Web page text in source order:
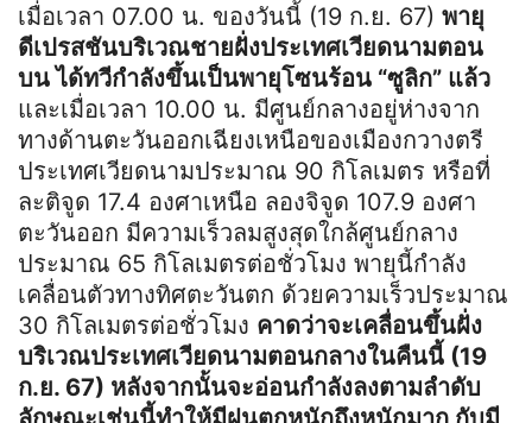
เมื่อเวลา 07.00 น. ของวันนี้ (19 ก.ย. 67) พายุ
ดีเปรสชันบริเวณชายฝั่งประเทศเวียดนามตอน
บน ได้ทวีกำลังขึ้นเป็นพายุโซนร้อน “ซูลิก” แล้ว
และเมื่อเวลา 10.00 น. มีศูนย์กลางอยู่ห่างจาก
ทางด้านตะวันออกเฉียงเหนือของเมืองกวางตรี
ประเทศเวียดนามประมาณ 90 กิโลเมตร หรือที่
ละติจูด 17.4 องศาเหนือ ลองจิจูด 107.9 องศา
ตะวันออก มีความเร็วลมสูงสุดใกล้ศูนย์กลาง
ประมาณ 65 กิโลเมตรต่อชั่วโมง พายุนี้กำลัง
เคลื่อนตัวทางทิศตะวันตก ด้วยความเร็วประมาณ
30 กิโลเมตรต่อชั่วโมง คาดว่าจะเคลื่อนขึ้นฝั่ง
บริเวณประเทศเวียดนามตอนกลางในคืนนี้ (19
ก.ย. 67) หลังจากนั้นจะอ่อนกำลังลงตามลำดับ